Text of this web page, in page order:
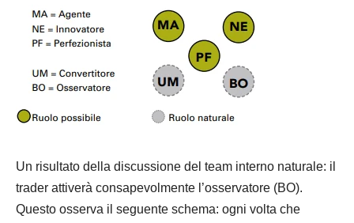
Un risultato della discussione del team interno naturale: il
trader attiverà consapevolmente l’osservatore (BO).
Questo osserva il seguente schema: ogni volta che